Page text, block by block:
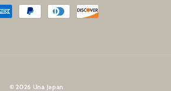
© 2026 Una Japan